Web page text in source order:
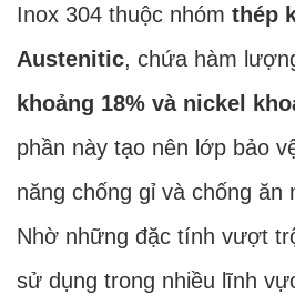
Inox 304 thuộc nhóm thép
Austenitic, chứa hàm
khoảng 18% và nickel
phần này tạo nên lớp bảo
năng chống gỉ và chống ăn
Nhờ những đặc tính vượt
sử dụng trong nhiều lĩnh